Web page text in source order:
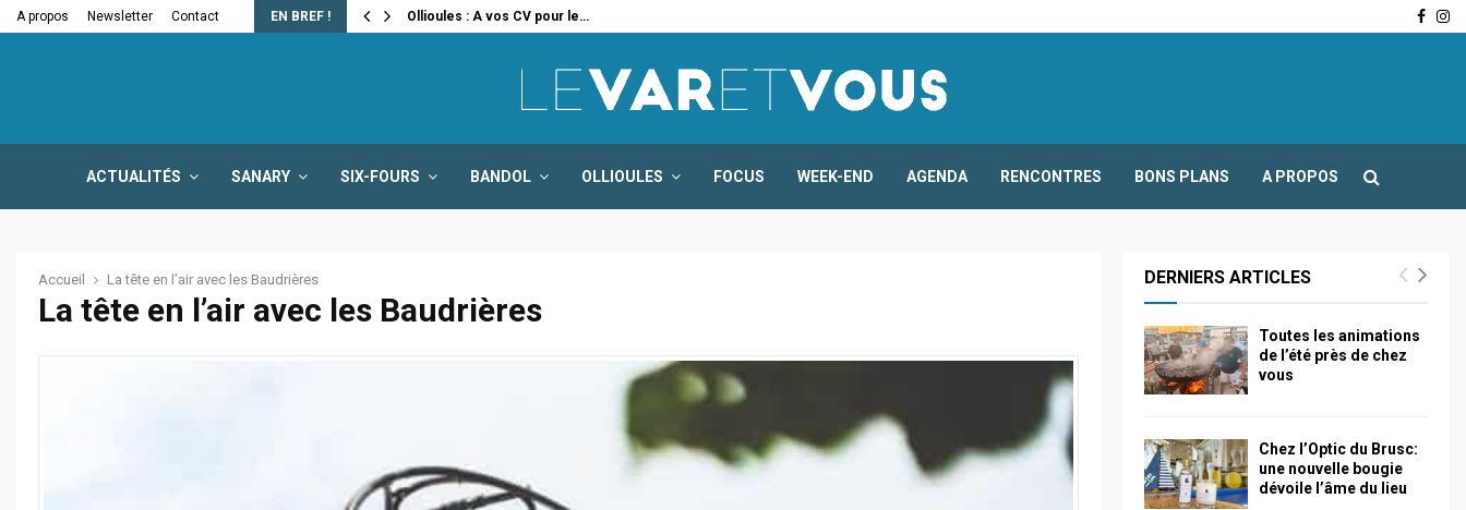
A propos Newsletter Contact EN BREF !
la fermeture… Ollioules : A vos CV pour le…
ACTUALITÉS SANARY SIX-FOURS BANDOL OLLIOULES FOCUS WEEK-END AGENDA RENCONTRES BONS PLANS A PROPOS
Accueil La tête en l’air avec les Baudrières
La tête en l’air avec les Baudrières
DERNIERS ARTICLES
Toutes les animations
de l’été près de chez
vous
Chez l’Optic du Brusc:
une nouvelle bougie
dévoile l’âme du lieu